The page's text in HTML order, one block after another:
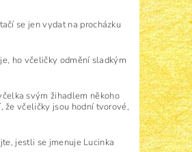
se jen vydat na procházku
ho včeličky odmění sladkým
svým žihadlem někoho
že včeličky jsou hodní tvorové,
jestli se jmenuje Lucinka